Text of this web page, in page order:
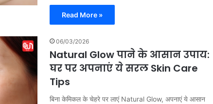
Read More »
06/03/2026
Natural Glow पाने के आसान उपाय:
घर पर अपनाएं ये सरल Skin Care
Tips
बिना केमिकल के चेहरे पर लाएं Natural Glow, अपनाएं ये आसान